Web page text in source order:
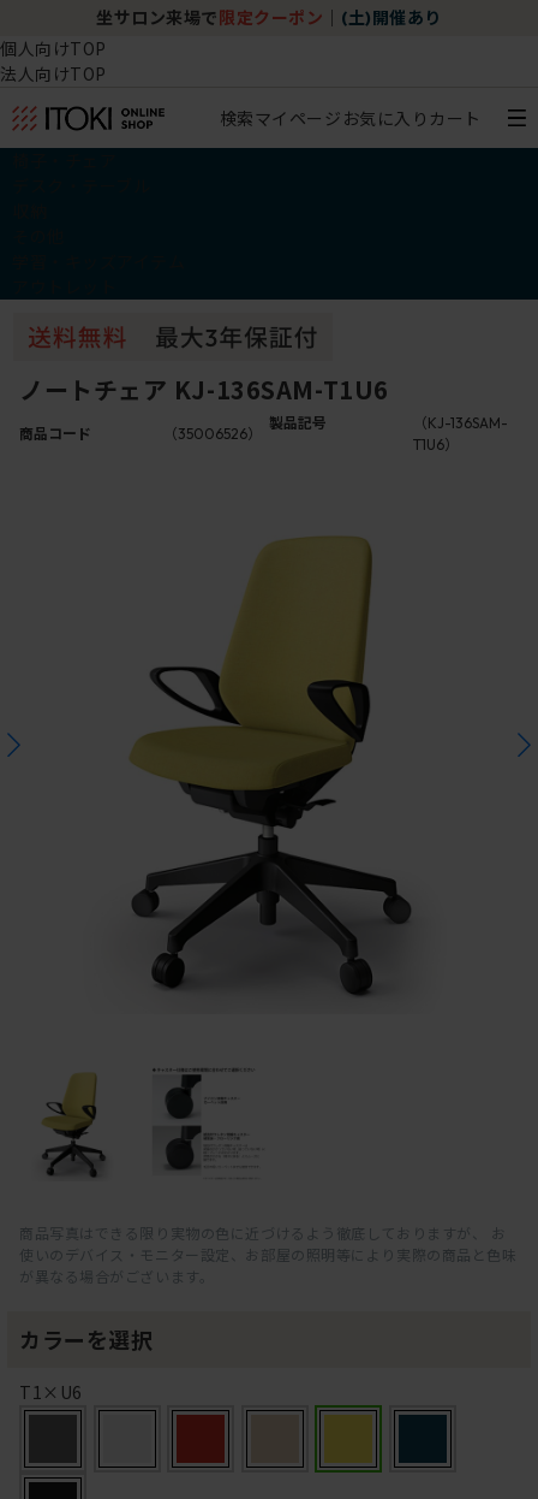
坐サロン来場で 限定クーポン (土)開催あり
個人向けTOP
法人向けTOP
検索マイページ お気に入り カート
ノートチェア KJ-136SAM-T1U6
商品コード （35006526）
製品記号
（KJ-136SAM-
T1U6）
商品写真はできる限り実物の色に近づけるよう徹底しておりますが、 お
使いのデバイス・モニター設定、お部屋の照明等により実際の商品と色味
が異なる場合がございます。
カラーを選択
T1×U6